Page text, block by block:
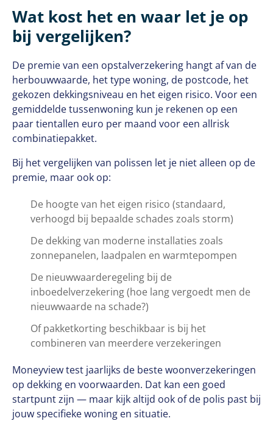
Wat kost het en waar let je op
bij vergelijken?
De premie van een opstalverzekering hangt af van de
herbouwwaarde, het type woning, de postcode, het
gekozen dekkingsniveau en het eigen risico. Voor een
gemiddelde tussenwoning kun je rekenen op een
paar tientallen euro per maand voor een allrisk
combinatiepakket.
Bij het vergelijken van polissen let je niet alleen op de
premie, maar ook op:
De hoogte van het eigen risico (standaard,
verhoogd bij bepaalde schades zoals storm)
De dekking van moderne installaties zoals
zonnepanelen, laadpalen en warmtepompen
De nieuwwaarderegeling bij de
inboedelverzekering (hoe lang vergoedt men de
nieuwwaarde na schade?)
Of pakketkorting beschikbaar is bij het
combineren van meerdere verzekeringen
Moneyview test jaarlijks de beste woonverzekeringen
op dekking en voorwaarden. Dat kan een goed
startpunt zijn — maar kijk altijd ook of de polis past bij
jouw specifieke woning en situatie.